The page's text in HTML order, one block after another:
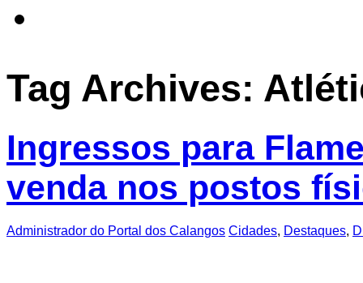
Tag Archives:
Ingressos para
venda nos postos
Administrador do Portal dos Calangos Cidades, Destaques,